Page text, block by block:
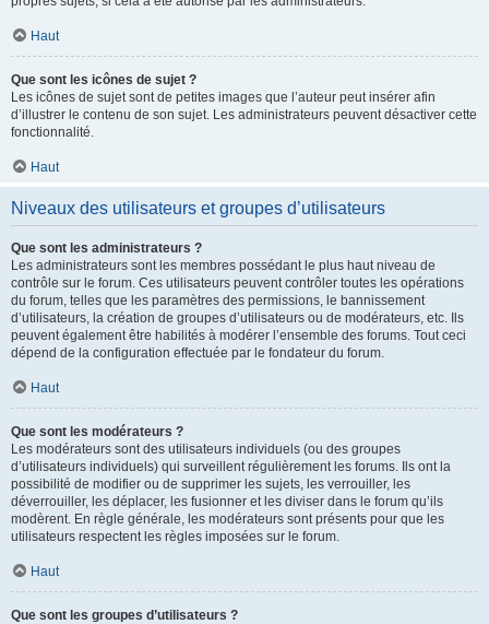
Haut
Que sont les icônes de sujet ?
Les icônes de sujet sont de petites images que l’auteur peut insérer afin
d’illustrer le contenu de son sujet. Les administrateurs peuvent désactiver cette
fonctionnalité.
Haut
Niveaux des utilisateurs et groupes d’utilisateurs
Que sont les administrateurs ?
Les administrateurs sont les membres possédant le plus haut niveau de
contrôle sur le forum. Ces utilisateurs peuvent contrôler toutes les opérations
du forum, telles que les paramètres des permissions, le bannissement
d’utilisateurs, la création de groupes d’utilisateurs ou de modérateurs, etc. Ils
peuvent également être habilités à modérer l’ensemble des forums. Tout ceci
dépend de la configuration effectuée par le fondateur du forum.
Haut
Que sont les modérateurs ?
Les modérateurs sont des utilisateurs individuels (ou des groupes
d’utilisateurs individuels) qui surveillent régulièrement les forums. Ils ont la
possibilité de modifier ou de supprimer les sujets, les verrouiller, les
déverrouiller, les déplacer, les fusionner et les diviser dans le forum qu’ils
modèrent. En règle générale, les modérateurs sont présents pour que les
utilisateurs respectent les règles imposées sur le forum.
Haut
Que sont les groupes d’utilisateurs ?